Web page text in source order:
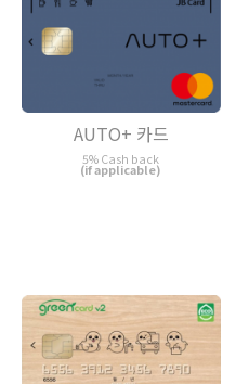
AUTO+ 카드
5% Cash back
(if applicable)